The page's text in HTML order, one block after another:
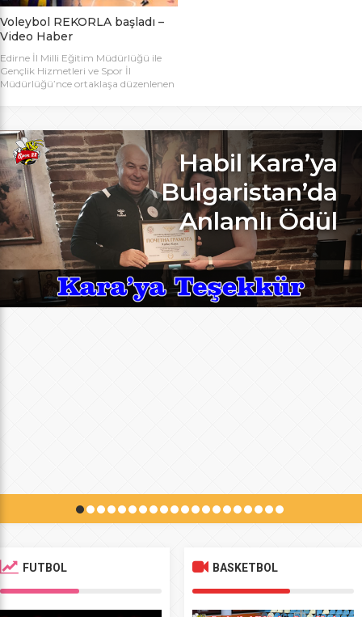
Voleybol REKORLA başladı –
Video Haber
Edirne İl Milli Eğitim Müdürlüğü ile
Gençlik Hizmetleri ve Spor İl
Müdürlüğü’nce ortaklaşa düzenlenen
rekoru kırıldı. REKOR KATILIMA
REKORLU AÇILIŞ Edirne Okullar
Arası Genç Kızlar A Kategorisi
Voleybol İl Şampiyonluğu maçlarına
bu yıl 8 grupta toplam […]
Habil Kara’ya
Bulgaristan’da
Anlamlı Ödül
FUTBOL BASKETBOL